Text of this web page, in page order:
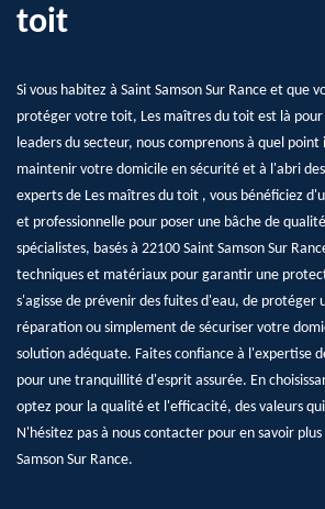
toit
Si vous habitez à Saint Samson Sur Rance et que
protéger votre toit, Les maîtres du toit est là pour
leaders du secteur, nous comprenons à quel point
maintenir votre domicile en sécurité et à l'abri
experts de Les maîtres du toit , vous bénéficiez
et professionnelle pour poser une bâche de
spécialistes, basés à 22100 Saint Samson Sur
techniques et matériaux pour garantir une
s'agisse de prévenir des fuites d'eau, de protéger
réparation ou simplement de sécuriser votre
solution adéquate. Faites confiance à l'expertise
pour une tranquillité d'esprit assurée. En
optez pour la qualité et l'efficacité, des valeurs
N'hésitez pas à nous contacter pour en savoir plus
Samson Sur Rance.